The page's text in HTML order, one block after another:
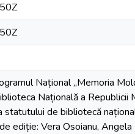
Național „Memoria
Națională a
statutului de bibliotecă
ediție: Vera Osoianu,